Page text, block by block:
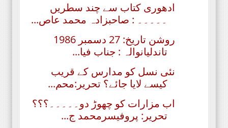
ادھوری کتاب سے چند سطریں
۔۔۔۔۔ : صاحبزادہ محمد عاص...
روشن تاریخ: 27 دسمبر 1986
تاندلیانوالہ : جناب فیا...
نئی نسل کو مدارس کے قریب
کیسے لایا جائے؟ تحریر:محم...
اب مزارات کو چھوڑ دو۔۔۔۔۔؟؟؟
تحریر: پروفیسرمحمد ج...